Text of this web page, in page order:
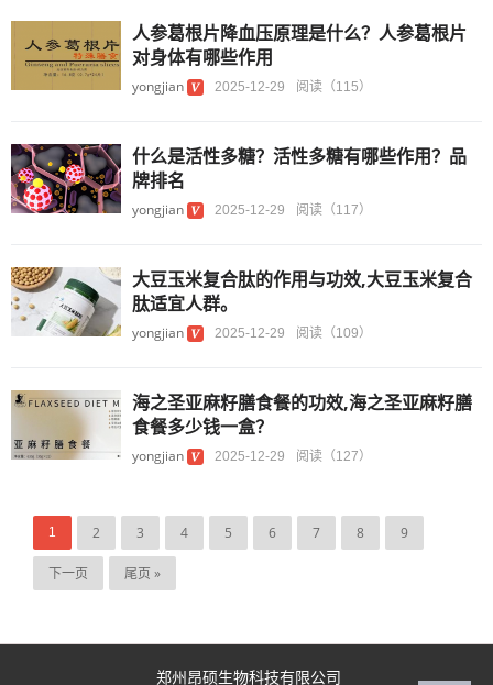
人参葛根片降血压原理是什么？人参葛根片
对身体有哪些作用
yongjian 2025-12-29 阅读（115）
什么是活性多糖？活性多糖有哪些作用？品
牌排名
yongjian 2025-12-29 阅读（117）
大豆玉米复合肽的作用与功效,大豆玉米复合
肽适宜人群。
yongjian 2025-12-29 阅读（109）
海之圣亚麻籽膳食餐的功效,海之圣亚麻籽膳
食餐多少钱一盒？
yongjian 2025-12-29 阅读（127）
1 2 3 4 5 6 7 8 9
下一页 尾页 »
郑州昂硕生物科技有限公司